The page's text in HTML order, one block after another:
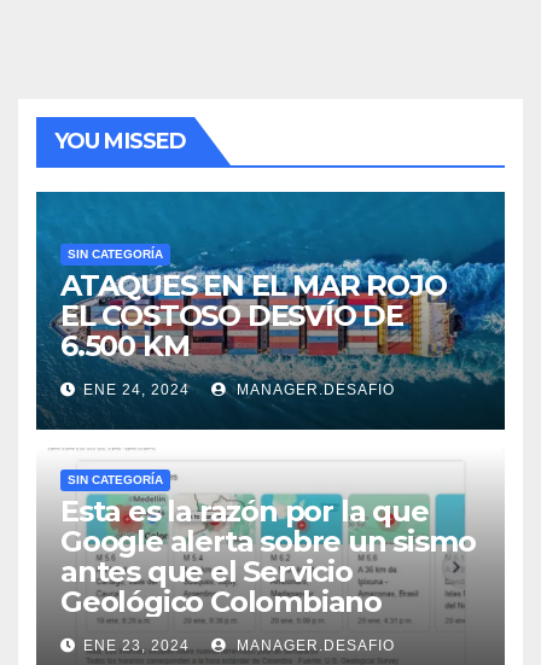
YOU MISSED
SIN CATEGORÍA
ATAQUES EN EL MAR ROJO
EL COSTOSO DESVÍO DE
6.500 KM
ENE 24, 2024 MANAGER.DESAFIO
SIN CATEGORÍA
Esta es la razón por la que
Google alerta sobre un sismo
antes que el Servicio
Geológico Colombiano
ENE 23, 2024 MANAGER.DESAFIO